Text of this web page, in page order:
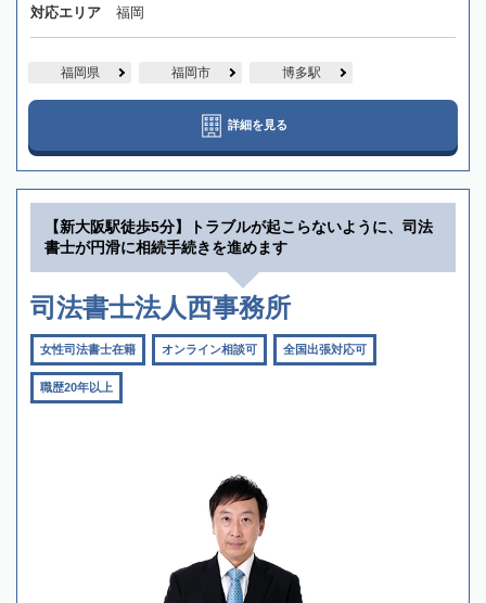
対応エリア 福岡
福岡県 福岡市 博多駅
詳細を見る
【新大阪駅徒歩5分】トラブルが起こらないように、司法
書士が円滑に相続手続きを進めます
司法書士法人西事務所
女性司法書士在籍 オンライン相談可 全国出張対応可
職歴20年以上